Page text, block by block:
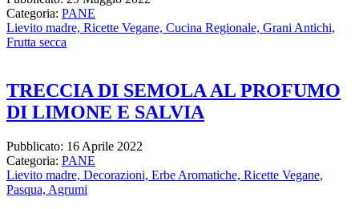
Categoria: PANE
Lievito madre, Ricette Vegane, Cucina Regionale, Grani Antichi,
Frutta secca
TRECCIA DI SEMOLA AL PROFUMO
DI LIMONE E SALVIA
Pubblicato: 16 Aprile 2022
Categoria: PANE
Lievito madre, Decorazioni, Erbe Aromatiche, Ricette Vegane,
Pasqua, Agrumi